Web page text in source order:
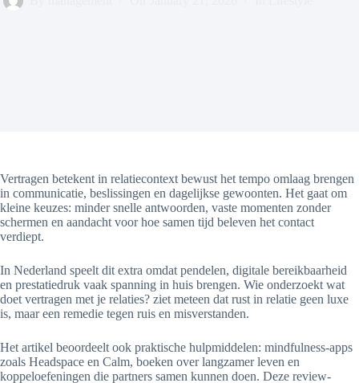
Vertragen betekent in relatiecontext bewust het tempo omlaag brengen
in communicatie, beslissingen en dagelijkse gewoonten. Het gaat om
kleine keuzes: minder snelle antwoorden, vaste momenten zonder
schermen en aandacht voor hoe samen tijd beleven het contact
verdiept.
In Nederland speelt dit extra omdat pendelen, digitale bereikbaarheid
en prestatiedruk vaak spanning in huis brengen. Wie onderzoekt wat
doet vertragen met je relaties? ziet meteen dat rust in relatie geen luxe
is, maar een remedie tegen ruis en misverstanden.
Het artikel beoordeelt ook praktische hulpmiddelen: mindfulness-apps
zoals Headspace en Calm, boeken over langzamer leven en
koppeloefeningen die partners samen kunnen doen. Deze review-